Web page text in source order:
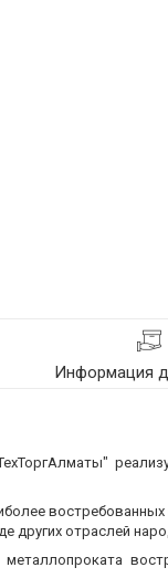
Информация
отраслей